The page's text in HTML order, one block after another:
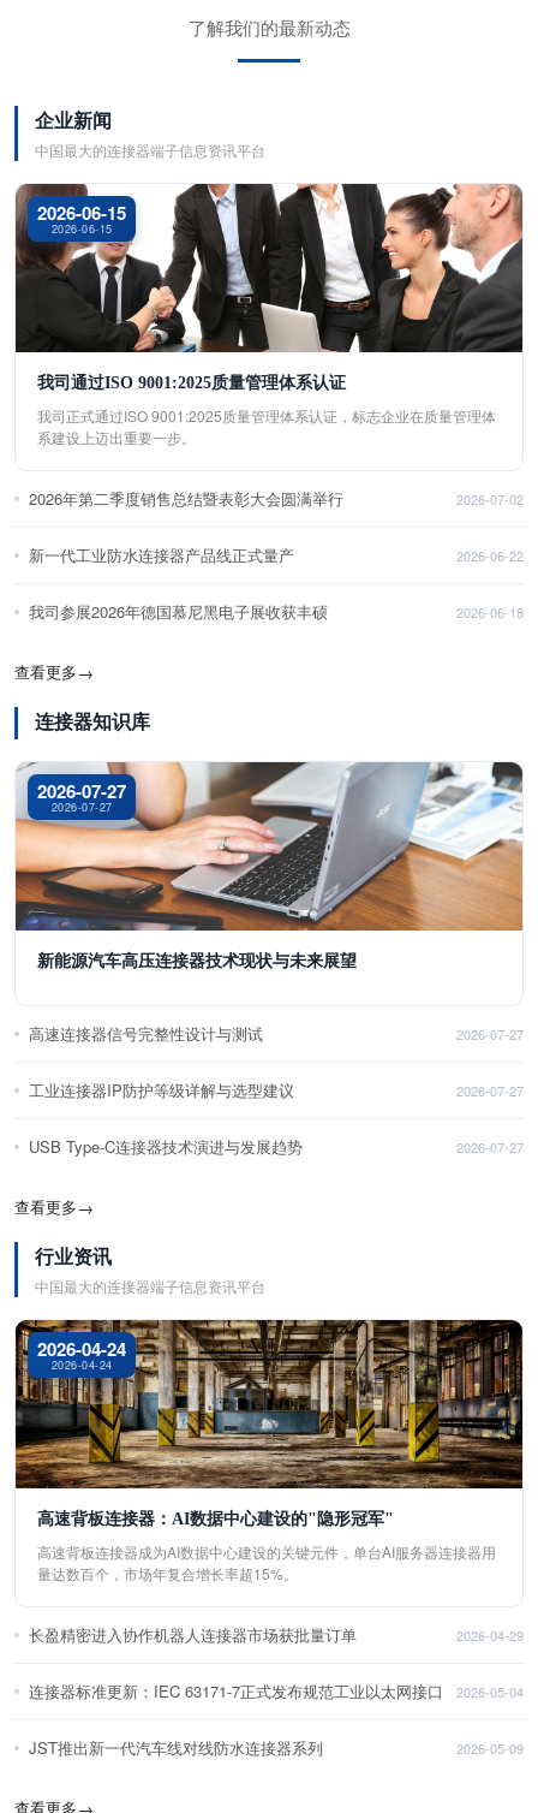
了解我们的最新动态
企业新闻
中国最大的连接器端子信息资讯平台
2026-06-15
2026-06-15
我司通过ISO 9001:2025质量管理体系认证
我司正式通过ISO 9001:2025质量管理体系认证，标志企业在质量管理体
系建设上迈出重要一步。
2026年第二季度销售总结暨表彰大会圆满举行 2026-07-02
新一代工业防水连接器产品线正式量产 2026-06-22
我司参展2026年德国慕尼黑电子展收获丰硕 2026-06-18
查看更多→
连接器知识库
2026-07-27
2026-07-27
新能源汽车高压连接器技术现状与未来展望
高速连接器信号完整性设计与测试 2026-07-27
工业连接器IP防护等级详解与选型建议 2026-07-27
USB Type-C连接器技术演进与发展趋势 2026-07-27
查看更多→
行业资讯
中国最大的连接器端子信息资讯平台
2026-04-24
2026-04-24
高速背板连接器：AI数据中心建设的"隐形冠军"
高速背板连接器成为AI数据中心建设的关键元件，单台AI服务器连接器用
量达数百个，市场年复合增长率超15%。
长盈精密进入协作机器人连接器市场获批量订单 2026-04-29
连接器标准更新：IEC 63171-7正式发布规范工业以太网接口 2026-05-04
JST推出新一代汽车线对线防水连接器系列 2026-05-09
查看更多